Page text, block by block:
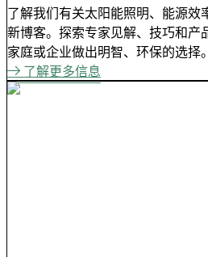
了解我们有关太阳能照明、能源效
新博客。探索专家见解、技巧和产
家庭或企业做出明智、环保的选择。
了解更多信息